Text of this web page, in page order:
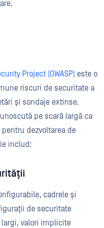
Project (OWASP) este o
riscuri de securitate a
și sondaje extinse.
pe scară largă ca
dezvoltarea de
includ:
cadrele și
de securitate
valori implicite